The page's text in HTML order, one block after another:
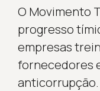
O Movimento
progresso
empresas
fornecedores